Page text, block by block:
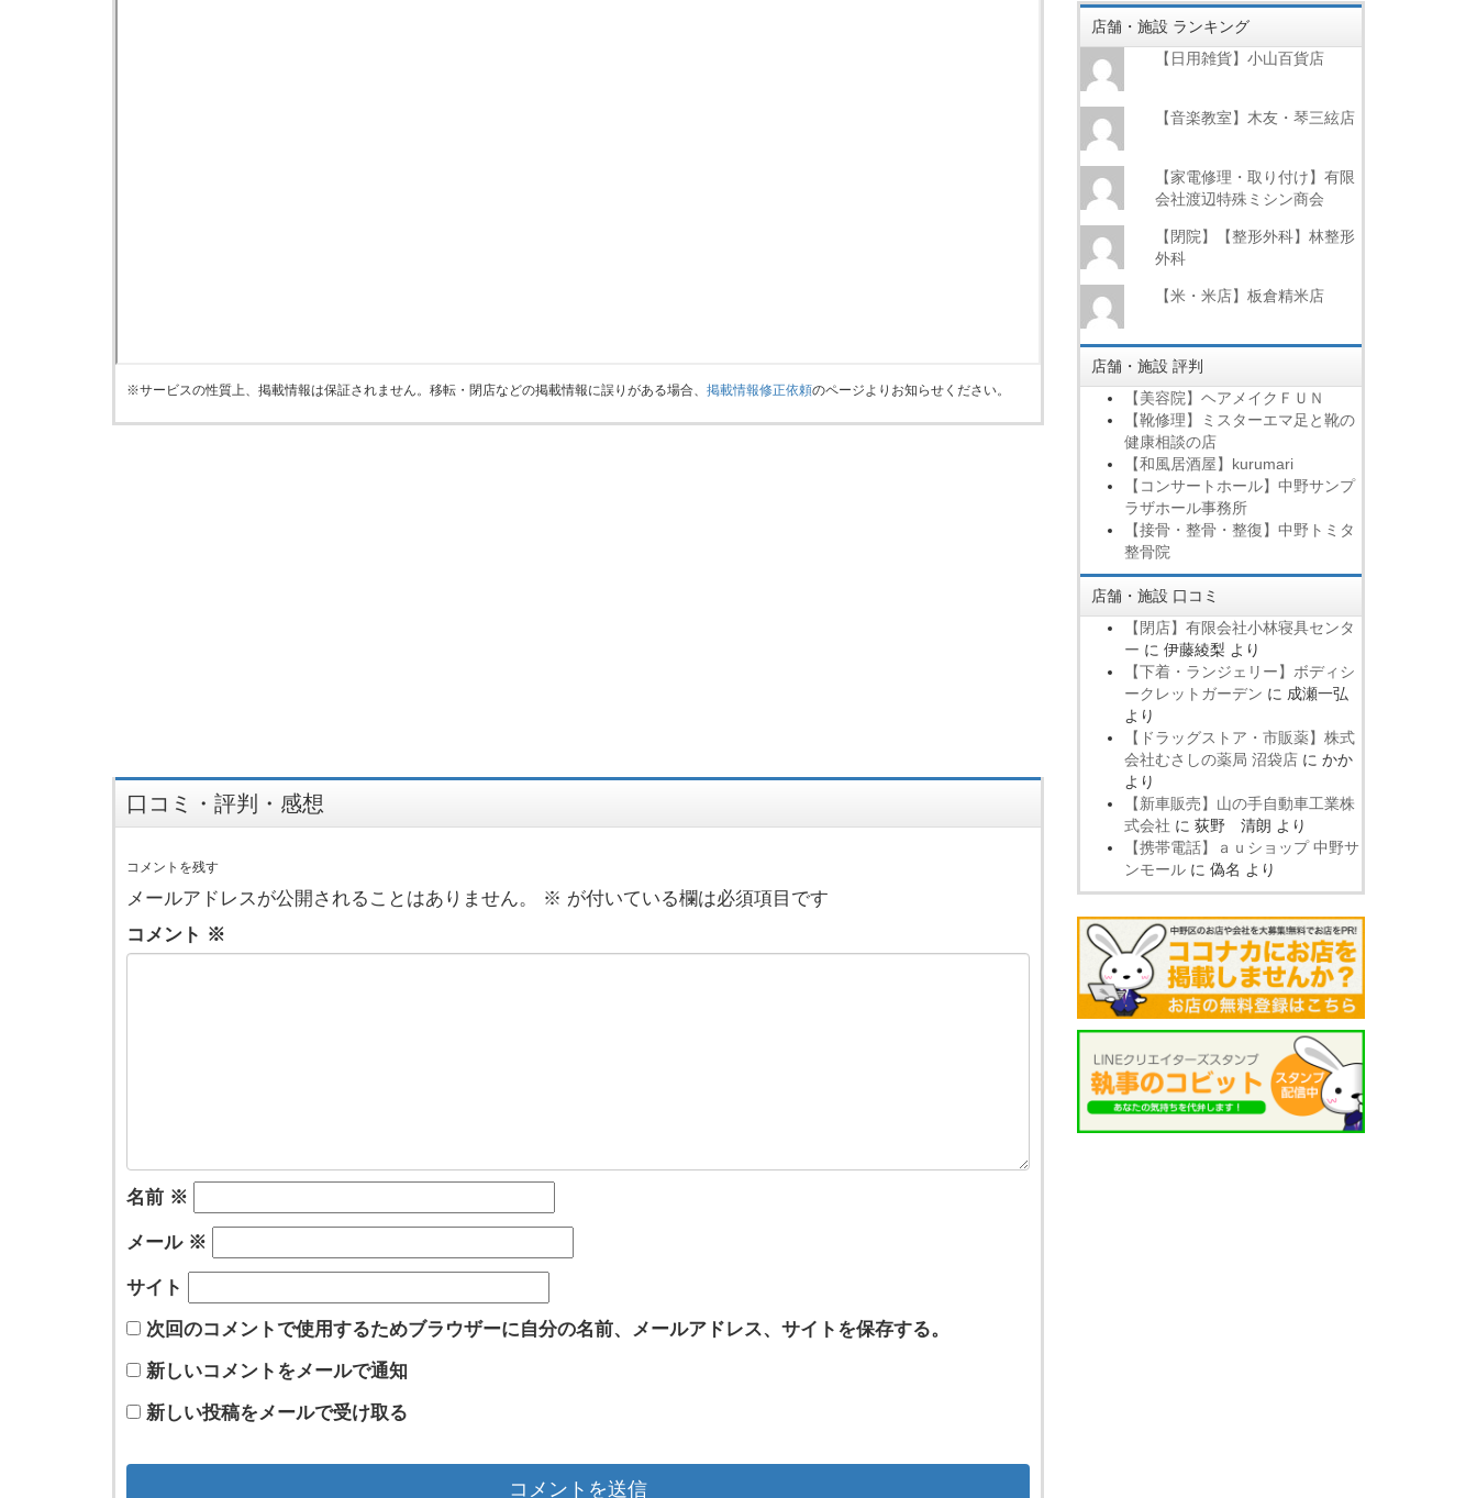
※サービスの性質上、掲載情報は保証されません。移転・閉店などの掲載情報に誤りがある場合、 掲載情報修正依頼のページよりお知らせください。
口コミ・評判・感想
コメントを残す
メールアドレスが公開されることはありません。 ※ が付いている欄は必須項目です
コメント ※
名前 ※
メール ※
サイト
次回のコメントで使用するためブラウザーに自分の名前、メールアドレス、サイトを保存する。
新しいコメントをメールで通知
新しい投稿をメールで受け取る
店舗・施設 ランキング
【日用雑貨】小山百貨店
【音楽教室】木友・琴三絃店
【家電修理・取り付け】有限
会社渡辺特殊ミシン商会
【閉院】【整形外科】林整形
外科
【米・米店】板倉精米店
店舗・施設 評判
【美容院】ヘアメイクＦＵＮ
【靴修理】ミスターエマ足と靴の
健康相談の店
【和風居酒屋】kurumari
【コンサートホール】中野サンプ
ラザホール事務所
【接骨・整骨・整復】中野トミタ
整骨院
店舗・施設 口コミ
【閉店】有限会社小林寝具センタ
ー に 伊藤綾梨 より
【下着・ランジェリー】ボディシ
ークレットガーデン に 成瀬一弘
より
【ドラッグストア・市販薬】株式
会社むさしの薬局 沼袋店に かか
より
【新車販売】山の手自動車工業株
式会社 に 荻野 清朗 より
【携帯電話】ａｕショップ 中野サ
ンモールに 偽名 より